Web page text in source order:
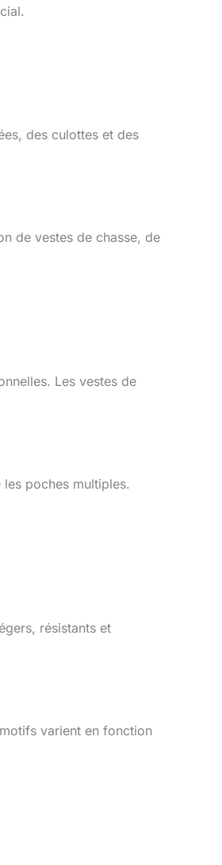
des culottes et des
de vestes de chasse, de
Les vestes de
poches multiples.
résistants et
varient en fonction